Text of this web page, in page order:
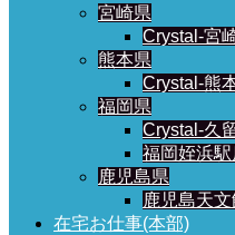
宮崎県
Crystal-宮
熊本県
Crystal-熊
福岡県
Crystal-久
福岡姪浜駅
鹿児島県
鹿児島天
在宅お仕事(本部)